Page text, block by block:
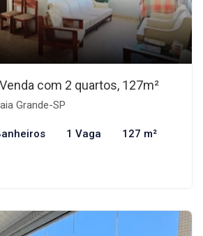
com 2 quartos, 127m²
Grande-SP
1 Vaga 127 m²